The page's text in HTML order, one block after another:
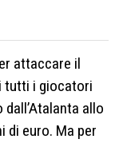
attaccare il
tutti i giocatori
allo
di euro. Ma per